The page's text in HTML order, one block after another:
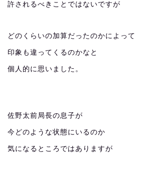
許されるべきことではないですが
どのくらいの加算だったのかによって
印象も違ってくるのかなと
個人的に思いました。
佐野太前局長の息子が
今どのような状態にいるのか
気になるところではありますが